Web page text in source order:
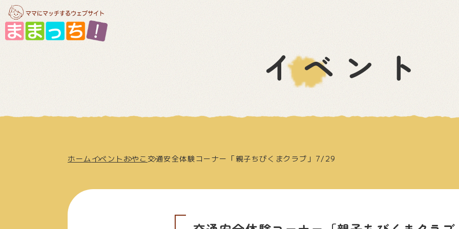
イベント
ホーム イベント おやこ 交通安全体験コーナー「親子ちびくまクラブ」7/29